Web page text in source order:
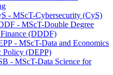
- MScT-Cybersecurity (CyS)
- MScT-Double Degree
(DDDF)
- MScT-Data and Economics
Policy (DEPP)
- MScT-Data Science for